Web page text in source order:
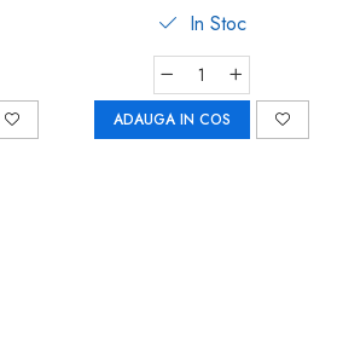
In Stoc
ADAUGA IN COS